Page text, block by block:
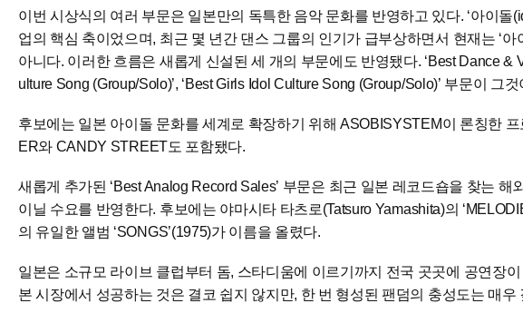
이번 시상식의 여러 부문은 일본만의 독특한 음악 문화를 반영하고 있다. ‘아이돌
업의 핵심 축이었으며, 최근 몇 년간 댄스 그룹의 인기가 급부상하면서 현재는 ‘아
아니다. 이러한 흐름은 새롭게 신설된 세 개의 부문에도 반영됐다. ‘Best Dance &
ulture Song (Group/Solo)’, ‘Best Girls Idol Culture Song (Group/Solo)’ 부문이 그것
후보에는 일본 아이돌 문화를 세계로 확장하기 위해 ASOBISYSTEM이 론칭한
ER와 CANDY STREET도 포함됐다.
새롭게 추가된 ‘Best Analog Record Sales’ 부문은 최근 일본 레코드숍을 찾는
이닐 수요를 반영한다. 후보에는 야마시타 타츠로(Tatsuro Yamashita)의
의 유일한 앨범 ‘SONGS’(1975)가 이름을 올렸다.
일본은 소규모 라이브 클럽부터 돔, 스타디움에 이르기까지 전국 곳곳에 공연장
본 시장에서 성공하는 것은 결코 쉽지 않지만, 한 번 형성된 팬덤의 충성도는 매